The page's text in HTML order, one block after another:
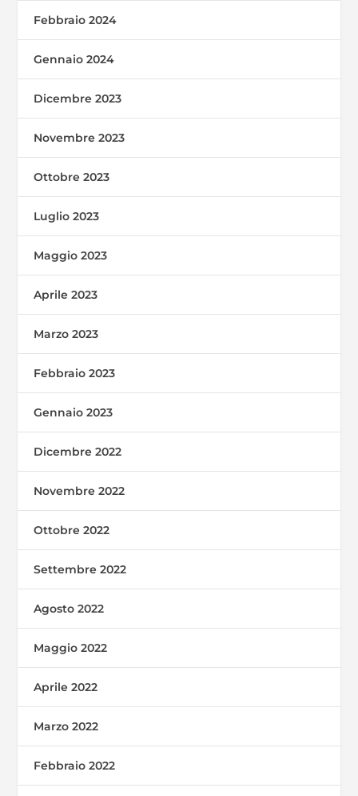
Febbraio 2024
Gennaio 2024
Dicembre 2023
Novembre 2023
Ottobre 2023
Luglio 2023
Maggio 2023
Aprile 2023
Marzo 2023
Febbraio 2023
Gennaio 2023
Dicembre 2022
Novembre 2022
Ottobre 2022
Settembre 2022
Agosto 2022
Maggio 2022
Aprile 2022
Marzo 2022
Febbraio 2022